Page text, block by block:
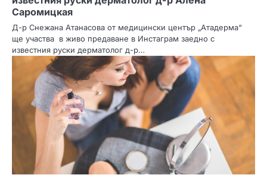
Саромицкая
Д-р Снежана Атанасова от медицински център „Атадерма“
ще участва в живо предаване в Инстаграм заедно с
известния руски дерматолог д-р…